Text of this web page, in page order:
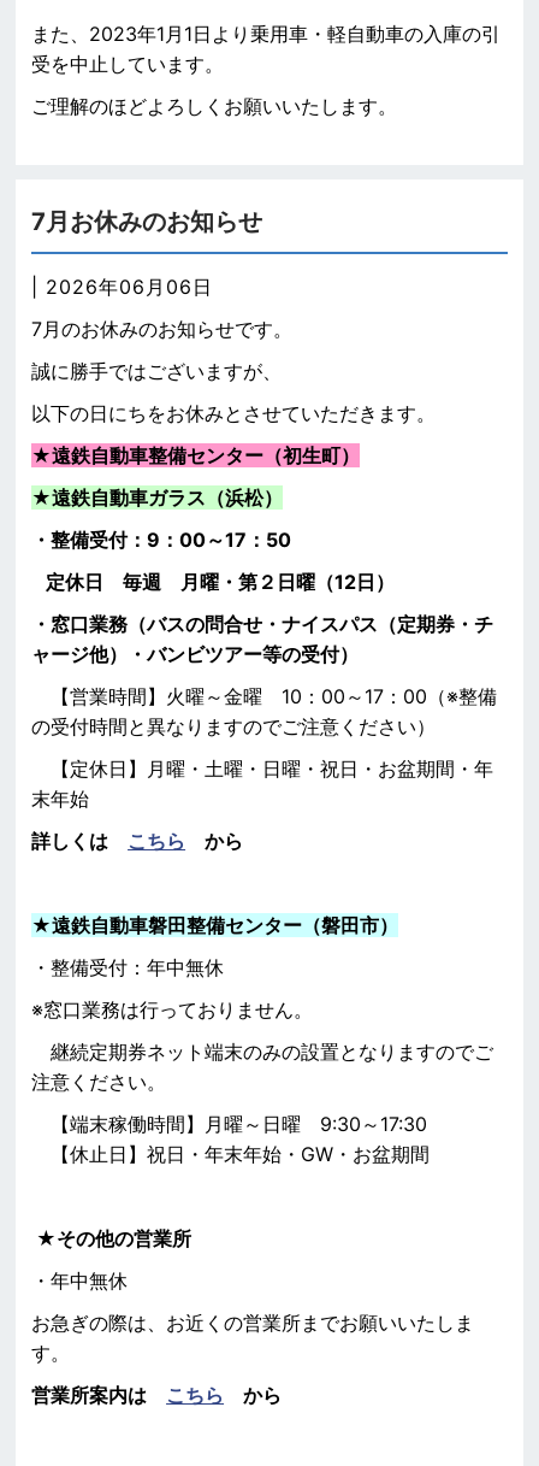
また、2023年1月1日より乗用車・軽自動車の入庫の引
受を中止しています。
ご理解のほどよろしくお願いいたします。
7月お休みのお知らせ
| 2026年06月06日
7月のお休みのお知らせです。
誠に勝手ではございますが、
以下の日にちをお休みとさせていただきます。
★遠鉄自動車整備センター（初生町）
★遠鉄自動車ガラス（浜松）
・整備受付：9：00～17：50
定休日 毎週 月曜・第２日曜（12日）
・窓口業務（バスの問合せ・ナイスパス（定期券・チ
ャージ他）・バンビツアー等の受付）
【営業時間】火曜～金曜 10：00～17：00（※整備
の受付時間と異なりますのでご注意ください）
【定休日】月曜・土曜・日曜・祝日・お盆期間・年
末年始
詳しくは こちら から
★遠鉄自動車磐田整備センター（磐田市）
・整備受付：年中無休
※窓口業務は行っておりません。
継続定期券ネット端末のみの設置となりますのでご
注意ください。
【端末稼働時間】月曜～日曜 9:30～17:30
【休止日】祝日・年末年始・GW・お盆期間
★その他の営業所
・年中無休
お急ぎの際は、お近くの営業所までお願いいたしま
す。
営業所案内は こちら から